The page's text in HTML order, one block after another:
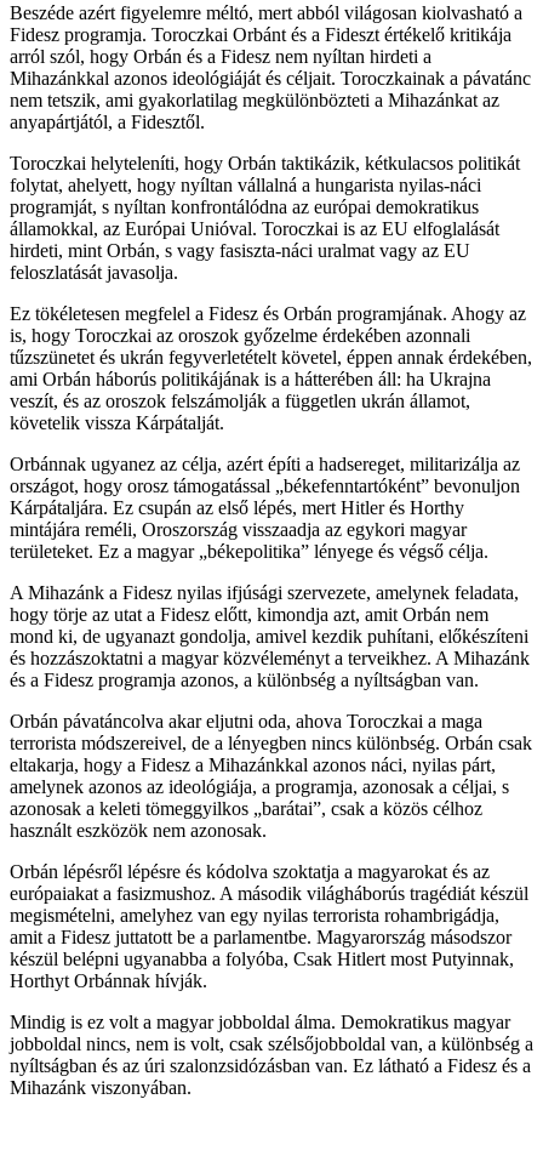
Beszéde azért figyelemre méltó, mert abból világosan kiolvasható a
Fidesz programja. Toroczkai Orbánt és a Fideszt értékelő kritikája
arról szól, hogy Orbán és a Fidesz nem nyíltan hirdeti a
Mihazánkkal azonos ideológiáját és céljait. Toroczkainak a pávatánc
nem tetszik, ami gyakorlatilag megkülönbözteti a Mihazánkat az
anyapártjától, a Fidesztől.
Toroczkai helyteleníti, hogy Orbán taktikázik, kétkulacsos politikát
folytat, ahelyett, hogy nyíltan vállalná a hungarista nyilas-náci
programját, s nyíltan konfrontálódna az európai demokratikus
államokkal, az Európai Unióval. Toroczkai is az EU elfoglalását
hirdeti, mint Orbán, s vagy fasiszta-náci uralmat vagy az EU
feloszlatását javasolja.
Ez tökéletesen megfelel a Fidesz és Orbán programjának. Ahogy az
is, hogy Toroczkai az oroszok győzelme érdekében azonnali
tűzszünetet és ukrán fegyverletételt követel, éppen annak érdekében,
ami Orbán háborús politikájának is a hátterében áll: ha Ukrajna
veszít, és az oroszok felszámolják a független ukrán államot,
követelik vissza Kárpátalját.
Orbánnak ugyanez az célja, azért építi a hadsereget, militarizálja az
országot, hogy orosz támogatással „békefenntartóként” bevonuljon
Kárpátaljára. Ez csupán az első lépés, mert Hitler és Horthy
mintájára reméli, Oroszország visszaadja az egykori magyar
területeket. Ez a magyar „békepolitika” lényege és végső célja.
A Mihazánk a Fidesz nyilas ifjúsági szervezete, amelynek feladata,
hogy törje az utat a Fidesz előtt, kimondja azt, amit Orbán nem
mond ki, de ugyanazt gondolja, amivel kezdik puhítani, előkészíteni
és hozzászoktatni a magyar közvéleményt a terveikhez. A Mihazánk
és a Fidesz programja azonos, a különbség a nyíltságban van.
Orbán pávatáncolva akar eljutni oda, ahova Toroczkai a maga
terrorista módszereivel, de a lényegben nincs különbség. Orbán csak
eltakarja, hogy a Fidesz a Mihazánkkal azonos náci, nyilas párt,
amelynek azonos az ideológiája, a programja, azonosak a céljai, s
azonosak a keleti tömeggyilkos „barátai”, csak a közös célhoz
használt eszközök nem azonosak.
Orbán lépésről lépésre és kódolva szoktatja a magyarokat és az
európaiakat a fasizmushoz. A második világháborús tragédiát készül
megismételni, amelyhez van egy nyilas terrorista rohambrigádja,
amit a Fidesz juttatott be a parlamentbe. Magyarország másodszor
készül belépni ugyanabba a folyóba, Csak Hitlert most Putyinnak,
Horthyt Orbánnak hívják.
Mindig is ez volt a magyar jobboldal álma. Demokratikus magyar
jobboldal nincs, nem is volt, csak szélsőjobboldal van, a különbség a
nyíltságban és az úri szalonzsidózásban van. Ez látható a Fidesz és a
Mihazánk viszonyában.